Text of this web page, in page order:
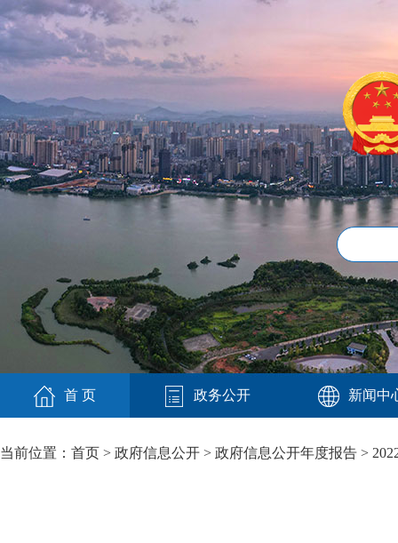
首 页 政务公开 新闻中
当前位置： 首页 > 政府信息公开 > 政府信息公开年度报告 >